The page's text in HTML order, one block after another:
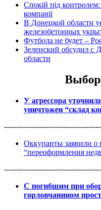
Спокій під
компанії
В Донецкой области
железобетонных
Футбола не будет –
Зеленский обсудил с
области
Выбор
У агрессора
уничтожен “склад
Оккупанты заявили о
“переоформления
С погибшим при
горловчанином